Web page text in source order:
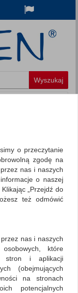
Więcej
Inne
9 Porównaj (0)
Siatka Lista
o przeczytanie
zgodę na
nas i naszych
o naszej
„Przejdź do
też odmówić
nas i naszych
które
stron i aplikacji
(obejmujących
na stronach
potencjalnych